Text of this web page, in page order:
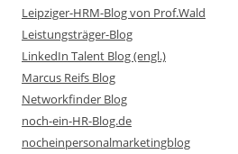
Leipziger-HRM-Blog von Prof.Wald
Leistungsträger-Blog
LinkedIn Talent Blog (engl.)
Marcus Reifs Blog
Networkfinder Blog
noch-ein-HR-Blog.de
nocheinpersonalmarketingblog